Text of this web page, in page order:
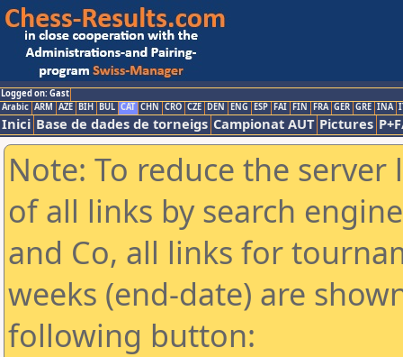
Logged on: Gast
Arabic ARM AZE BIH BUL CAT CHN CRO CZE DEN ENG ESP FAI FIN FRA GER GRE INA
Inici Base de dades de torneigs Campionat AUT Pictures
Note: To reduce the
of all links by search
and Co, all links for
weeks (end-date) are
following button: